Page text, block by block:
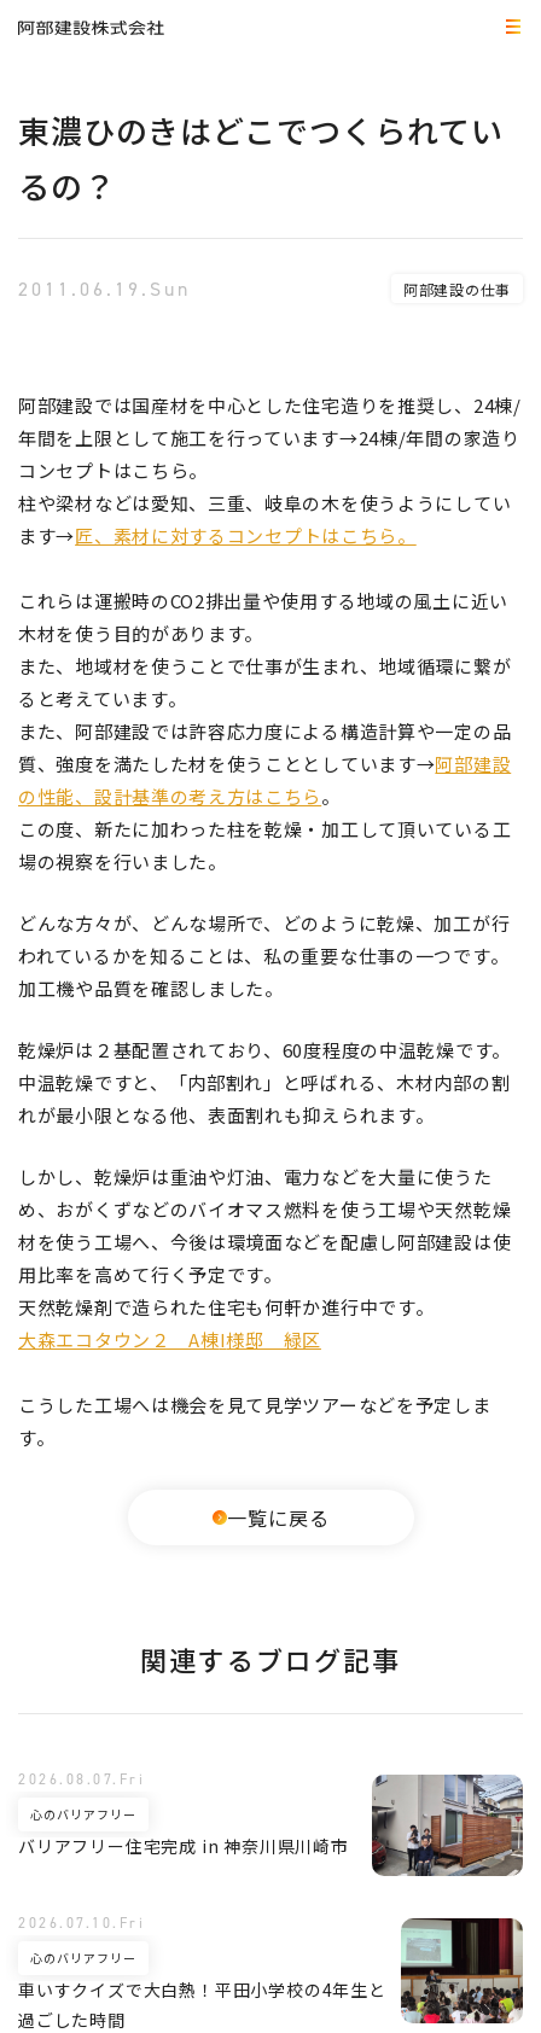
東濃ひのきはどこでつくられてい
るの？
2011.06.19.Sun 阿部建設の仕事
阿部建設では国産材を中心とした住宅造りを推奨し、24棟/
年間を上限として施工を行っています→24棟/年間の家造り
コンセプトはこちら。
柱や梁材などは愛知、三重、岐阜の木を使うようにしてい
ます→匠、素材に対するコンセプトはこちら。
これらは運搬時のCO2排出量や使用する地域の風土に近い
木材を使う目的があります。
また、地域材を使うことで仕事が生まれ、地域循環に繋が
ると考えています。
また、阿部建設では許容応力度による構造計算や一定の品
質、強度を満たした材を使うこととしています→阿部建設
の性能、設計基準の考え方はこちら。
この度、新たに加わった柱を乾燥・加工して頂いている工
場の視察を行いました。
どんな方々が、どんな場所で、どのように乾燥、加工が行
われているかを知ることは、私の重要な仕事の一つです。
加工機や品質を確認しました。
乾燥炉は２基配置されており、60度程度の中温乾燥です。
中温乾燥ですと、「内部割れ」と呼ばれる、木材内部の割
れが最小限となる他、表面割れも抑えられます。
しかし、乾燥炉は重油や灯油、電力などを大量に使うた
め、おがくずなどのバイオマス燃料を使う工場や天然乾燥
材を使う工場へ、今後は環境面などを配慮し阿部建設は使
用比率を高めて行く予定です。
天然乾燥剤で造られた住宅も何軒か進行中です。
大森エコタウン２ A棟I様邸 緑区
こうした工場へは機会を見て見学ツアーなどを予定しま
す。
一覧に戻る
関連するブログ記事
バリアフリー住宅完成 in 神奈川県川崎市
心のバリアフリー
2026.08.07.Fri
車いすクイズで大白熱！平田小学校の4年生と
過ごした時間
心のバリアフリー
2026.07.10.Fri